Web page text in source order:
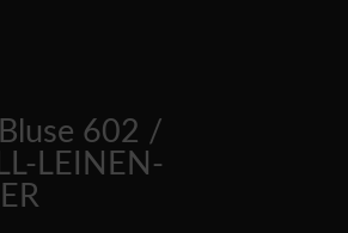
602 /
LEINEN-